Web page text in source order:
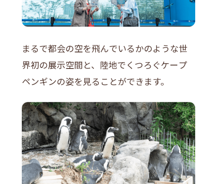
まるで都会の空を飛んでいるかのような世
界初の展示空間と、陸地でくつろぐケープ
ペンギンの姿を見ることができます。